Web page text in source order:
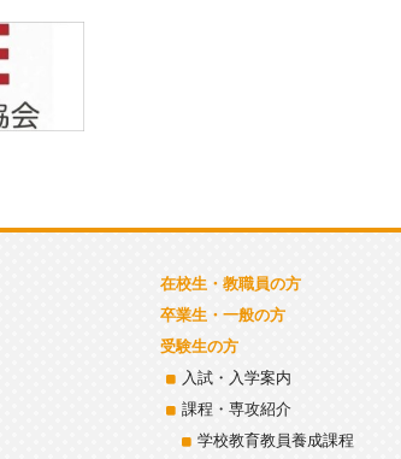
在校生・教職員の方
卒業生・一般の方
受験生の方
入試・入学案内
課程・専攻紹介
学校教育教員養成課程